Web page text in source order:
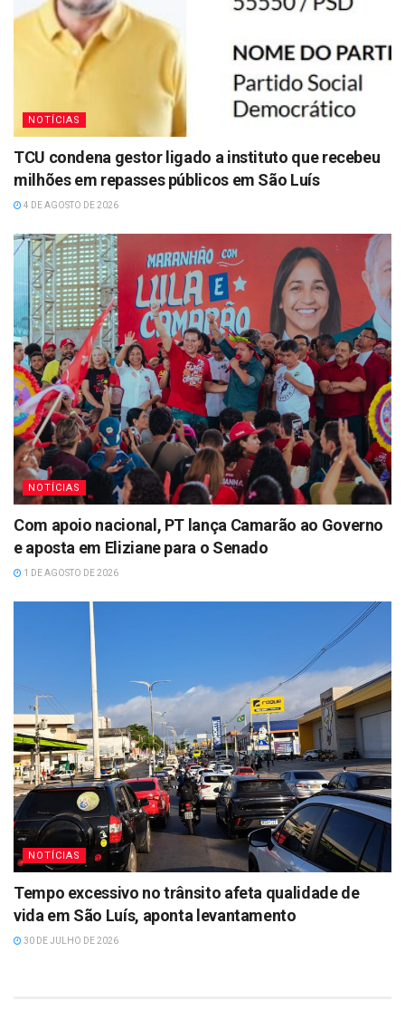
NOTÍCIAS
TCU condena gestor ligado a instituto que recebeu
milhões em repasses públicos em São Luís
4 DE AGOSTO DE 2026
NOTÍCIAS
Com apoio nacional, PT lança Camarão ao Governo
e aposta em Eliziane para o Senado
1 DE AGOSTO DE 2026
NOTÍCIAS
Tempo excessivo no trânsito afeta qualidade de
vida em São Luís, aponta levantamento
30 DE JULHO DE 2026